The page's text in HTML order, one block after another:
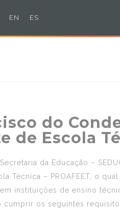
EN ES
do
Escola
da Educação –
Técnica – PROAFEET, o
instituições de ensino
cumprir os seguintes